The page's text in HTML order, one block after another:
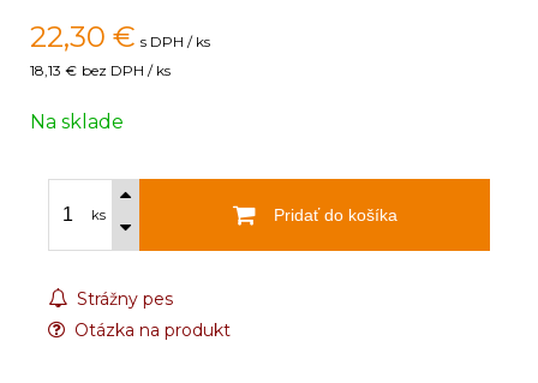
22,30 € s DPH / ks
18,13 € bez DPH / ks
Na sklade
ks Pridať do košíka
Strážny pes
Otázka na produkt